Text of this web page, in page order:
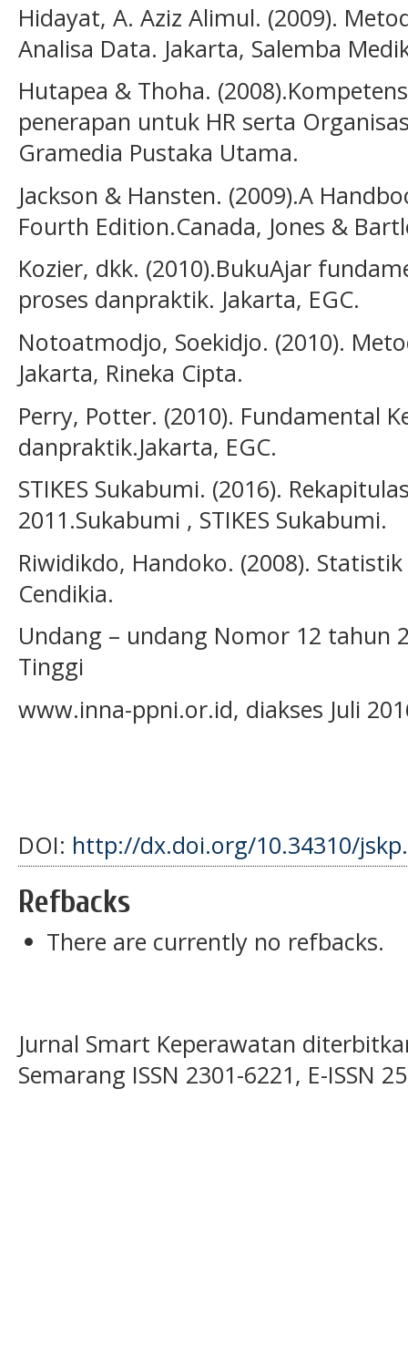
Hidayat, A. Aziz Alimul. (2009).
Analisa Data. Jakarta, Salemba
Hutapea & Thoha.
penerapan untuk HR serta
Gramedia Pustaka Utama.
Jackson & Hansten. (2009).A
Fourth Edition.Canada, Jones &
Kozier, dkk. (2010).BukuAjar
proses danpraktik. Jakarta, EGC.
Notoatmodjo, Soekidjo. (2010).
Jakarta, Rineka Cipta.
Perry, Potter. (2010). Fundamental
danpraktik.Jakarta, EGC.
STIKES Sukabumi. (2016).
2011.Sukabumi , STIKES Sukabumi.
Riwidikdo, Handoko. (2008).
Cendikia.
Undang – undang Nomor 12 tahun
Tinggi
www.inna-ppni.or.id, diakses Juli
DOI: http://dx.doi.org/10.34310/
Refbacks
There are currently no refbacks.
Jurnal Smart Keperawatan
Semarang ISSN 2301-6221, E-ISSN